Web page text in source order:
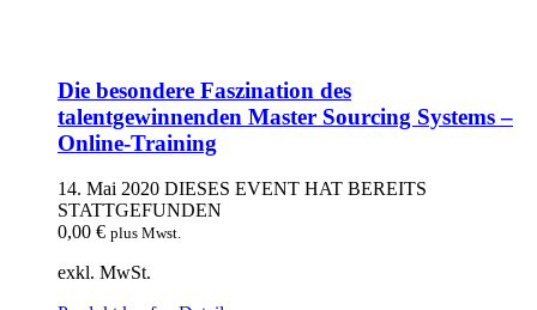
Die besondere Faszination des
talentgewinnenden Master Sourcing Systems –
Online-Training
14. Mai 2020 DIESES EVENT HAT BEREITS
STATTGEFUNDEN
0,00 € plus Mwst.
exkl. MwSt.